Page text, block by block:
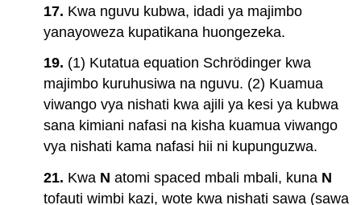
17. Kwa nguvu kubwa, idadi ya majimbo
yanayoweza kupatikana huongezeka.
19. (1) Kutatua equation Schrödinger kwa
majimbo kuruhusiwa na nguvu. (2) Kuamua
viwango vya nishati kwa ajili ya kesi ya kubwa
sana kimiani nafasi na kisha kuamua viwango
vya nishati kama nafasi hii ni kupunguzwa.
21. Kwa N atomi spaced mbali mbali, kuna N
tofauti wimbi kazi, wote kwa nishati sawa (sawa